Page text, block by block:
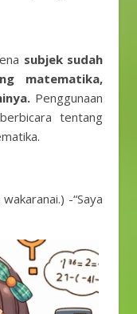
subjek sudah
matematika,
Penggunaan
tentang
-“Saya